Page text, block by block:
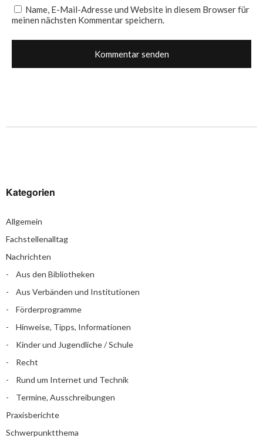
Name, E-Mail-Adresse und Website in diesem Browser für
meinen nächsten Kommentar speichern.
Kategorien
Allgemein
Fachstellenalltag
Nachrichten
Aus den Bibliotheken
Aus Verbänden und Institutionen
Förderprogramme
Hinweise, Tipps, Informationen
Kinder und Jugendliche / Schule
Recht
Rund um Internet und Technik
Termine, Ausschreibungen
Praxisberichte
Schwerpunktthema